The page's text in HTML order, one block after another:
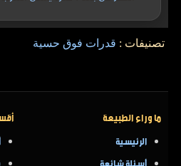
تصنيفات : قدرات فوق حسية
ما وراء الطبيعة
الرئيسية
أسئلة شائعة